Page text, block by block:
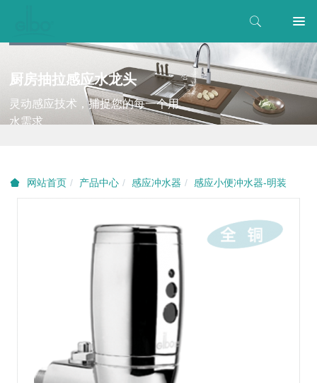
厨房抽拉感应水龙头
灵动感应技术，捕捉您的每一个用
水需求
网站首页 产品中心 感应冲水器 感应小便冲水器-明装